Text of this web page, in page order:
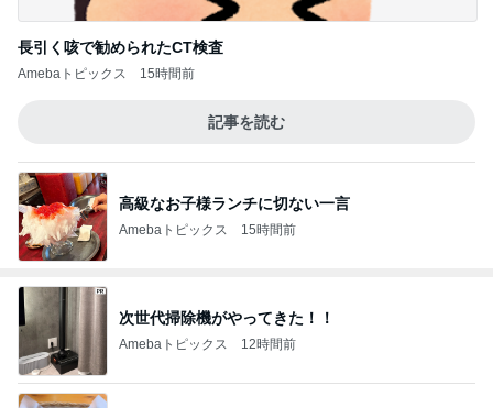
長引く咳で勧められたCT検査
Amebaトピックス 15時間前
記事を読む
高級なお子様ランチに切ない一言
Amebaトピックス 15時間前
次世代掃除機がやってきた！！
Amebaトピックス 12時間前